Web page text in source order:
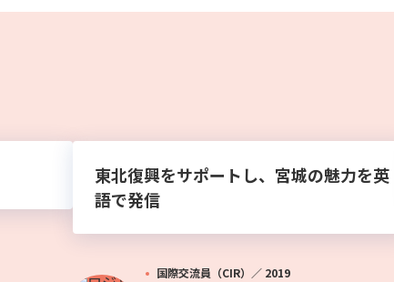
東北復興をサポートし、宮城の魅力を英
語で発信
国際交流員（CIR）／ 2019